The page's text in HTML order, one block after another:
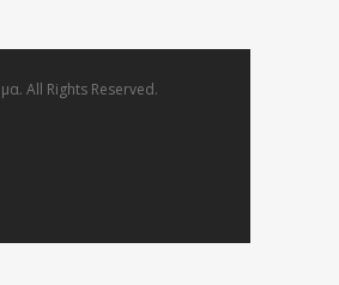
All Rights Reserved.